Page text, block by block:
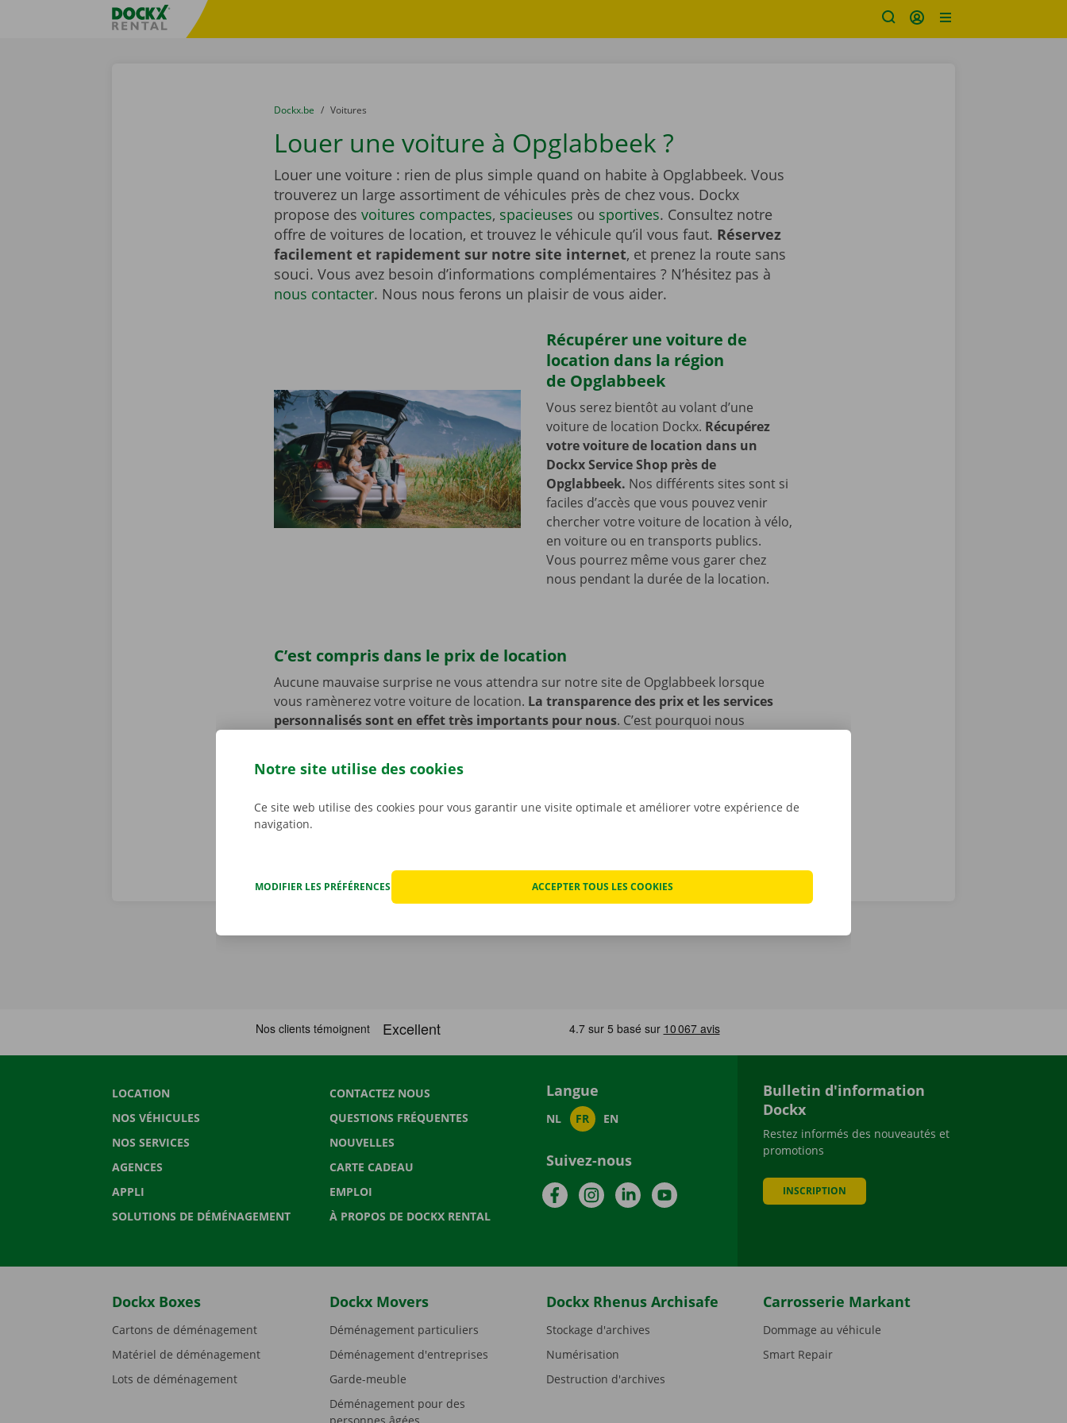
sitename
You are here:
du
Dockx.be to
Voitures
Louer une voiture à Opglabbeek ?
Louer une voiture : rien de plus simple quand on habite à Opglabbeek. Vous
trouverez un large assortiment de véhicules près de chez vous. Dockx
propose des voitures compactes, spacieuses ou sportives. Consultez notre
offre de voitures de location, et trouvez le véhicule qu’il vous faut. Réservez
facilement et rapidement sur notre site internet, et prenez la route sans
souci. Vous avez besoin d’informations complémentaires ? N’hésitez pas à
nous contacter. Nous nous ferons un plaisir de vous aider.
Récupérer une voiture de
location dans la région
de Opglabbeek
Vous serez bientôt au volant d’une
voiture de location Dockx. Récupérez
votre voiture de location dans un
Dockx Service Shop près de
Opglabbeek. Nos différents sites sont si
faciles d’accès que vous pouvez venir
chercher votre voiture de location à vélo,
en voiture ou en transports publics.
Vous pourrez même vous garer chez
nous pendant la durée de la location.
C’est compris dans le prix de location
Aucune mauvaise surprise ne vous attendra sur notre site de Opglabbeek lorsque
vous ramènerez votre voiture de location. La transparence des prix et les services
personnalisés sont en effet très importants pour nous. C’est pourquoi nous
j/7 dans toute l’Europe. Ainsi, vous rentrez toujours en toute sécurité.
LOCATION
NOS VÉHICULES
NOS SERVICES
AGENCES
APPLI
SOLUTIONS DE DÉMÉNAGEMENT
CONTACTEZ NOUS
QUESTIONS FRÉQUENTES
NOUVELLES
CARTE CADEAU
EMPLOI
À PROPOS DE DOCKX RENTAL
Langue
NL FR EN
Suivez-nous
FacebookInstagramLinkedInYouTube
Bulletin d'information
Dockx
Restez informés des nouveautés et
promotions
INSCRIPTION
Dockx Boxes
Cartons de déménagement
Matériel de déménagement
Lots de déménagement
Dockx Movers
Déménagement particuliers
Déménagement d'entreprises
Garde-meuble
Déménagement pour des
Dockx Rhenus Archisafe
Stockage d'archives
Numérisation
Destruction d'archives
Carrosserie Markant
Dommage au véhicule
Smart Repair
Notre site utilise des cookies
Ce site web utilise des cookies pour vous garantir une visite optimale et améliorer votre expérience de
navigation.
MODIFIER LES PRÉFÉRENCES ACCEPTER TOUS LES COOKIES